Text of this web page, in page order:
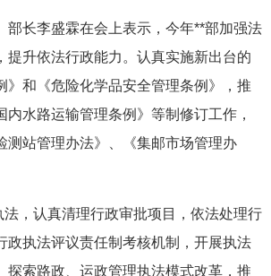
部长李盛霖在会上表示，今年**部加强法
提升依法行政能力。认真实施新出台的
》和《危险化学品安全管理条例》，推
内水路运输管理条例》等制修订工作，
测站管理办法》、《集邮市场管理办
，认真清理行政审批项目，依法处理行
政执法评议责任制考核机制，开展执法
探索路政、运政管理执法模式改革，推